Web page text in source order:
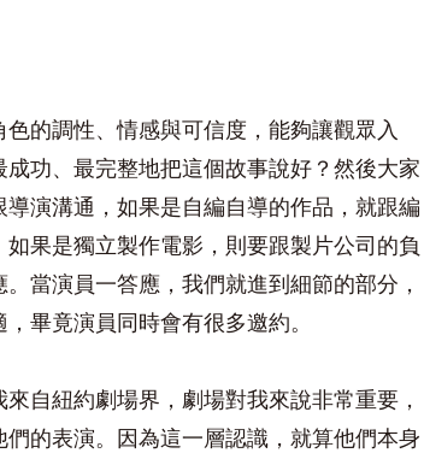
的調性、情感與可信度，能夠讓觀眾入
功、最完整地把這個故事說好？然後大家
演溝通，如果是自編自導的作品，就跟編
果是獨立製作電影，則要跟製片公司的負
當演員一答應，我們就進到細節的部分，
畢竟演員同時會有很多邀約。
自紐約劇場界，劇場對我來說非常重要，
的表演。因為這一層認識，就算他們本身